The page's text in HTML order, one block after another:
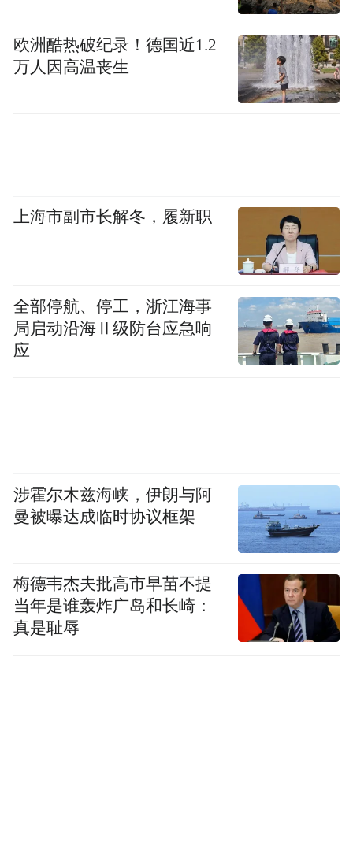
欧洲酷热破纪录！德国近1.2
万人因高温丧生
上海市副市长解冬，履新职
全部停航、停工，浙江海事
局启动沿海Ⅱ级防台应急响
应
涉霍尔木兹海峡，伊朗与阿
曼被曝达成临时协议框架
梅德韦杰夫批高市早苗不提
当年是谁轰炸广岛和长崎：
真是耻辱